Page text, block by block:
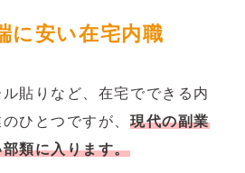
に安い在宅内職
貼りなど、在宅でできる内
ひとつですが、現代の副業
類に入ります。